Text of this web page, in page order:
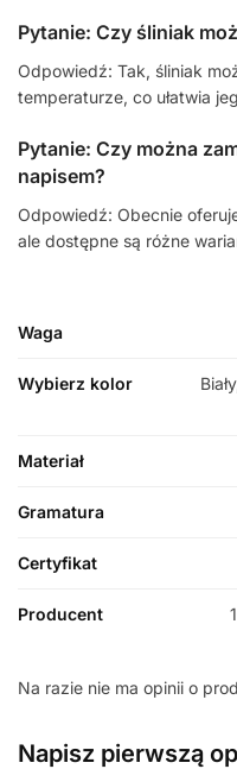
Pytanie: Czy śliniak
Odpowiedź: Tak, śliniak
temperaturze, co ułatwia
Pytanie: Czy można
napisem?
Odpowiedź: Obecnie
ale dostępne są różne
Waga
Wybierz kolor
Materiał
Gramatura
Certyfikat
Producent
Na razie nie ma opinii o
Napisz pierwszą